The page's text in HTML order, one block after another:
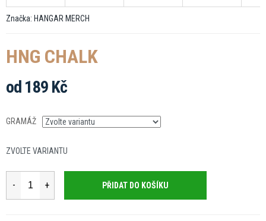
Značka: HANGAR MERCH
HNG CHALK
od 189 Kč
cena:
GRAMÁŽ
ZVOLTE VARIANTU
PŘIDAT DO KOŠÍKU